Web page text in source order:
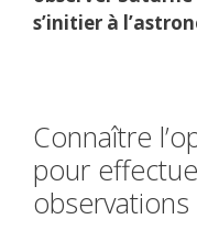
s’initier à
Connaître
pour
observations